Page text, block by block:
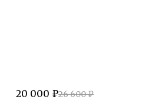
20 000 ₽26 600 ₽